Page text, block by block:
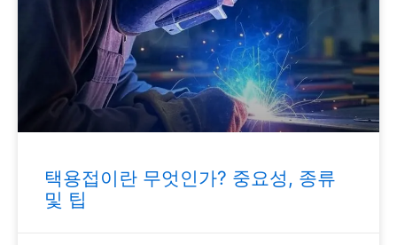
택용접이란 무엇인가? 중요성, 종류
및 팁